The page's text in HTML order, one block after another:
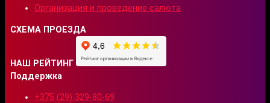
Организация и проведение салюта
СХЕМА ПРОЕЗДА
НАШ РЕЙТИНГ
Поддержка
+375 (29) 329-80-69